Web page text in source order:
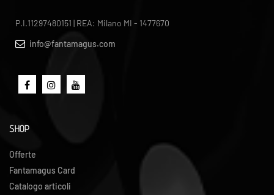
P.I.11297480151 | REA: Milano MI - 1477670
info@fantamagus.com
SHOP
Offerte
Fantamagus Card
Catalogo articoli